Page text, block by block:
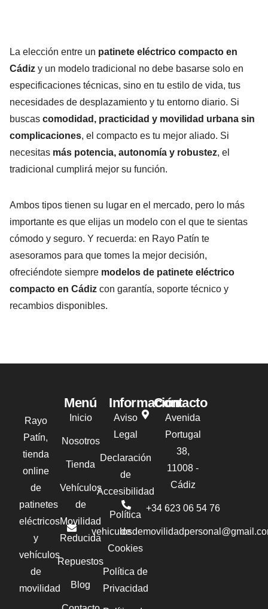
La elección entre un patinete eléctrico compacto en
Cádiz y un modelo tradicional no debe basarse solo en
especificaciones técnicas, sino en tu estilo de vida, tus
necesidades de desplazamiento y tu entorno diario. Si
buscas comodidad, practicidad y movilidad urbana sin
complicaciones, el compacto es tu mejor aliado. Si
necesitas más potencia, autonomía y robustez, el
tradicional cumplirá mejor su función.
Ambos tipos tienen su lugar en el mercado, pero lo más
importante es que elijas un modelo con el que te sientas
cómodo y seguro. Y recuerda: en Rayo Patín te
asesoramos para que tomes la mejor decisión,
ofreciéndote siempre modelos de patinete eléctrico
compacto en Cádiz con garantía, soporte técnico y
recambios disponibles.
Rayo
Patín,
tienda
online
de
patinetes
eléctricos
y
vehículos
de
movilidad
Menú
Inicio
Nosotros
Tienda
Vehículos
de
Movilidad
Reducida
Repuestos
Blog
Información
Aviso
Legal
Declaración
de
Accesibilidad
Política
de
Cookies
Política de
Privacidad
Contacto
Avenida
Portugal
38,
11008 -
Cádiz
+34 623 06 54 76‬